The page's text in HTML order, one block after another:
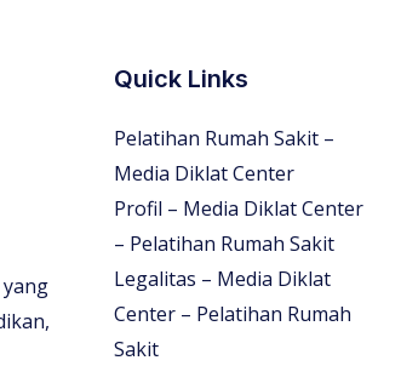
Quick Links
Pelatihan Rumah Sakit –
Media Diklat Center
Profil – Media Diklat Center
– Pelatihan Rumah Sakit
Legalitas – Media Diklat
Center – Pelatihan Rumah
Sakit